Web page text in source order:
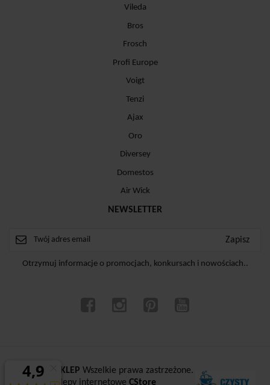
Vileda
Bros
Frosch
Profi Europe
Voigt
Tenzi
Ajax
Oro
Diversey
Domestos
Air Wick
NEWSLETTER
Otrzymuj informacje o promocjach, konkursach i nowościach..
ⓒCZYSTYSKLEP Wszelkie prawa zastrzeżone.
Sklepy internetowe CStore